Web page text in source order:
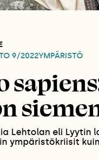
9/2022YMPÄRISTÖ
Lehtolan eli Lyytin
ympäristökriisit kuin